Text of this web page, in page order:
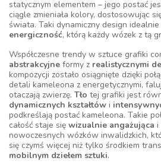
statycznym elementem – jego postać
ciągle zmieniała kolory, dostosowując
świata. Taki dynamiczny design
energiczność, którą każdy wózek z tą
Współczesne trendy w sztuce grafiki
abstrakcyjne formy z realistycznymi
kompozycji zostało osiągnięte dzięki
detali kameleona z energetycznymi,
otaczają zwierzę. Tło tej grafiki jest
dynamicznych kształtów i
podkreślają postać kameleona. Takie
całość staje się wizualnie angażująca i
nowoczesnych wózków inwalidzkich,
się czymś więcej niż tylko środkiem
mobilnym dziełem sztuki.